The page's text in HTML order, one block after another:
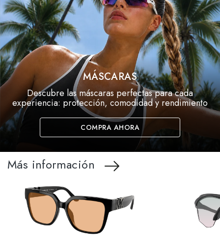
MÁSCARAS
Descubre las máscaras perfectas para cada
experiencia: protección, comodidad y rendimiento
COMPRA AHORA
Más información